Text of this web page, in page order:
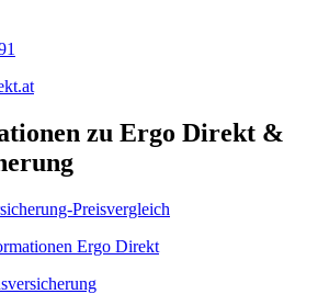
zu Ergo Direkt &
Preisvergleich
Ergo Direkt